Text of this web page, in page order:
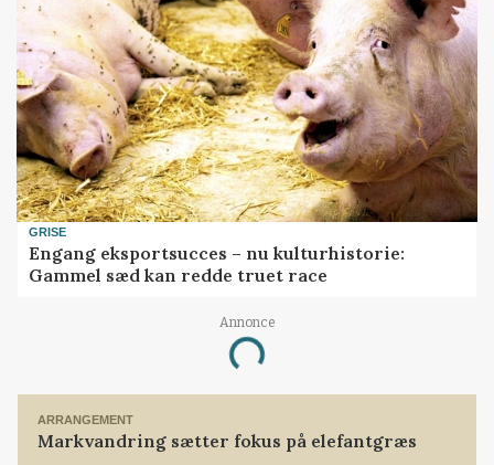
GRISE
Engang eksportsucces – nu kulturhistorie:
Gammel sæd kan redde truet race
Annonce
Loading...
ARRANGEMENT
Markvandring sætter fokus på elefantgræs